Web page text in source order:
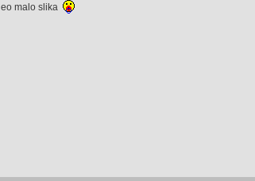
eo malo slika